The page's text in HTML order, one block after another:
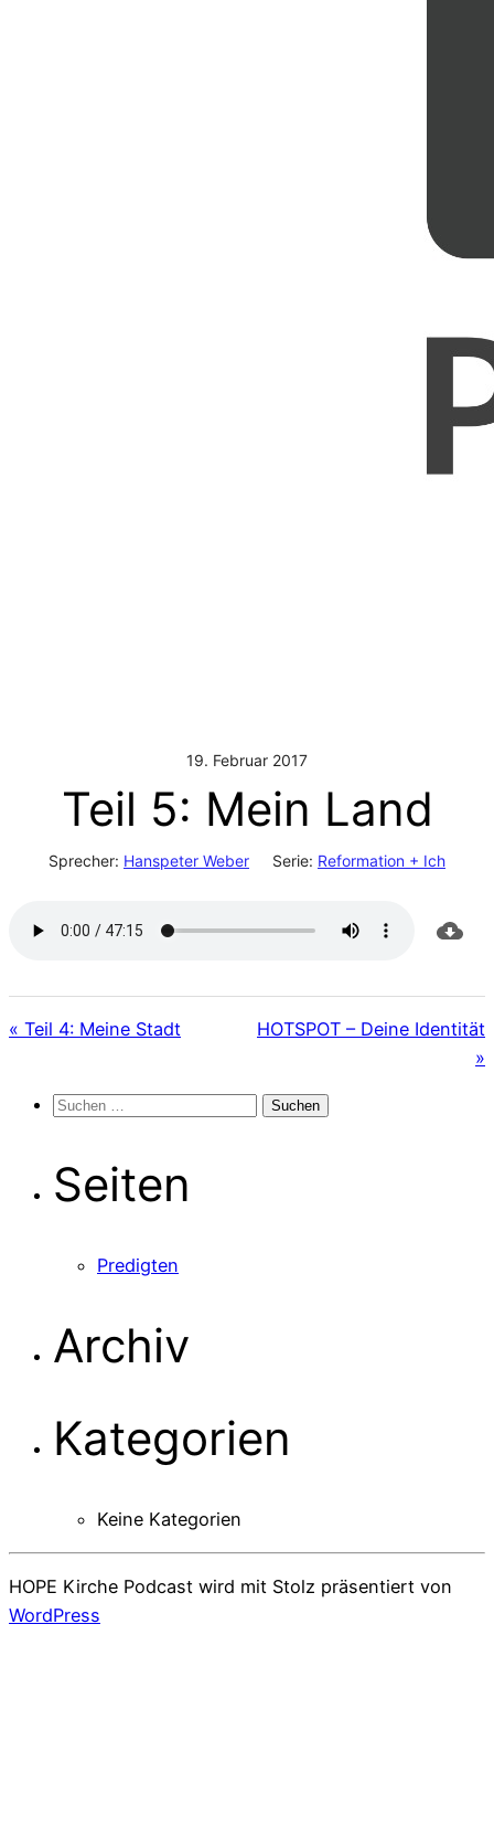
19. Februar 2017
Teil 5: Mein Land
Sprecher: Hanspeter Weber Serie: Reformation + Ich
« Teil 4: Meine Stadt
HOTSPOT – Deine Identität
»
Suchen
Seiten
Predigten
Archiv
Kategorien
Keine Kategorien
HOPE Kirche Podcast wird mit Stolz präsentiert von
WordPress